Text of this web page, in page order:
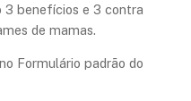
3 benefícios e 3 contra
de mamas.
Formulário padrão do